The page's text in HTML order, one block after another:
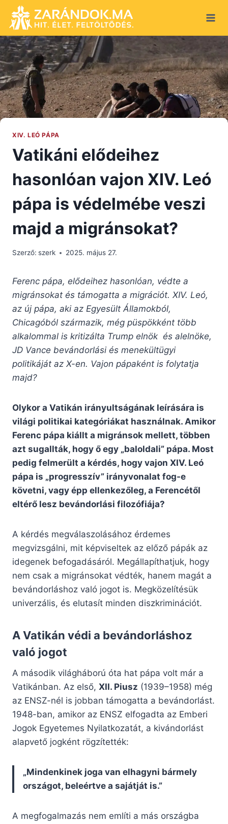
content
XIV. LEÓ PÁPA
Vatikáni elődeihez
hasonlóan vajon XIV. Leó
pápa is védelmébe veszi
majd a migránsokat?
Szerző: szerk 2025. május 27.
Ferenc pápa, elődeihez hasonlóan, védte a
migránsokat és támogatta a migrációt. XIV. Leó,
az új pápa, aki az Egyesült Államokból,
Chicagóból származik, még püspökként több
alkalommal is kritizálta Trump elnök és alelnöke,
JD Vance bevándorlási és menekültügyi
politikáját az X-en. Vajon pápaként is folytatja
majd?
Olykor a Vatikán irányultságának leírására is
világi politikai kategóriákat használnak. Amikor
Ferenc pápa kiállt a migránsok mellett, többen
azt sugallták, hogy ő egy „baloldali” pápa. Most
pedig felmerült a kérdés, hogy vajon XIV. Leó
pápa is „progresszív” irányvonalat fog-e
követni, vagy épp ellenkezőleg, a Ferencétől
eltérő lesz bevándorlási filozófiája?
A kérdés megválaszolásához érdemes
megvizsgálni, mit képviseltek az előző pápák az
idegenek befogadásáról. Megállapíthatjuk, hogy
nem csak a migránsokat védték, hanem magát a
bevándorláshoz való jogot is. Megközelítésük
univerzális, és elutasít minden diszkriminációt.
A Vatikán védi a bevándorláshoz
való jogot
A második világháború óta hat pápa volt már a
Vatikánban. Az első, XII. Piusz (1939–1958) még
az ENSZ-nél is jobban támogatta a bevándorlást.
1948-ban, amikor az ENSZ elfogadta az Emberi
Jogok Egyetemes Nyilatkozatát, a kivándorlást
alapvető jogként rögzítették:
„Mindenkinek joga van elhagyni bármely
országot, beleértve a sajátját is.”
A megfogalmazás nem említi a más országba